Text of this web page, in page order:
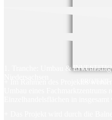
1. Tranche: Umbau &